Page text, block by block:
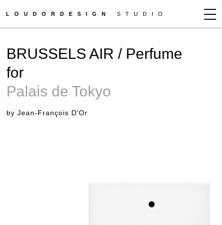
LOUDORDESIGN STUDIO
NEWS
WORKS
CLIENTS
CONTACT
BRUSSELS AIR / Perfume
for
Palais de Tokyo
by Jean-François D'Or